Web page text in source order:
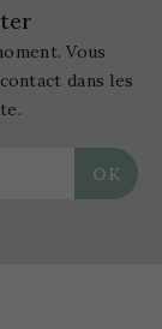
Vous
dans les